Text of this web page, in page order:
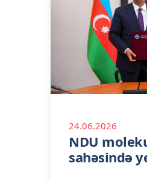
24.06.2026
NDU
sahəsində